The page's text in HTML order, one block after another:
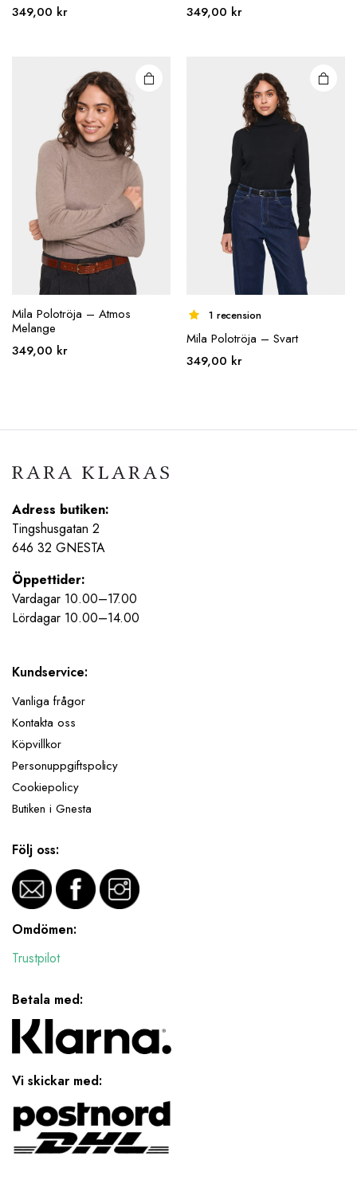
349,00 kr
349,00 kr
De olika
alternativen
kan väljas på
produktsidan
Mila Polotröja – Atmos
Melange
349,00 kr
De olika
alternativen
kan väljas på
produktsidan
1 recension
Mila Polotröja – Svart
349,00 kr
Adress butiken:
Tingshusgatan 2
646 32 GNESTA
Öppettider:
Vardagar 10.00–17.00
Lördagar 10.00–14.00
Kundservice:
Vanliga frågor
Kontakta oss
Köpvillkor
Personuppgiftspolicy
Cookiepolicy
Butiken i Gnesta
Följ oss:
Omdömen:
Trustpilot
Betala med:
Vi skickar med: